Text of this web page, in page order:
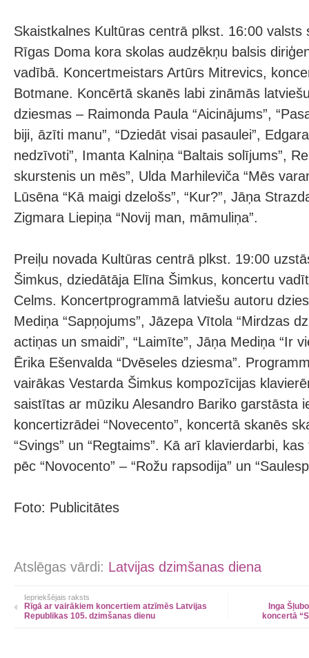
Skaistkalnes Kultūras centrā plkst. 16:00 valsts
Rīgas Doma kora skolas audzēkņu balsis
vadībā. Koncertmeistars Artūrs Mitrevics,
Botmane. Koncērtā skanēs labi zināmās
dziesmas – Raimonda Paula “Aicinājums”,
biji, āzīti manu”, “Dziedāt visai pasaulei”,
nedzīvoti”, Imanta Kalniņa “Baltais solījums”,
skurstenis un mēs”, Ulda Marhileviča “Mēs
Lūsēna “Kā maigi dzelošs”, “Kur?”, Jāņa
Zigmara Liepiņa “Novij man, māmuliņa”.
Preiļu novada Kultūras centrā plkst. 19:00
Šimkus, dziedātāja Elīna Šimkus, koncertu
Celms. Koncertprogrammā latviešu autoru
Mediņa “Sapņojums”, Jāzepa Vītola “Mirdzas
actiņas un smaidi”, “Laimīte”, Jāņa Mediņa “Ir
Ērika Ešenvalda “Dvēseles dziesma”.
vairākas Vestarda Šimkus kompozīcijas
saistītas ar mūziku Alesandro Bariko garstāsta
koncertizrādei “Novecento”, koncertā skanēs
“Svings” un “Regtaims”. Kā arī klavierdarbi,
pēc “Novocento” – “Rožu rapsodija” un
Foto: Publicitātes
Atslēgas vārdi: Latvijas dzimšanas diena
Iepriekšējais raksts
Rīgā ar vairākiem koncertiem atzīmēs Latvijas
Republikas 105. dzimšanas dienu
Inga
koncertā